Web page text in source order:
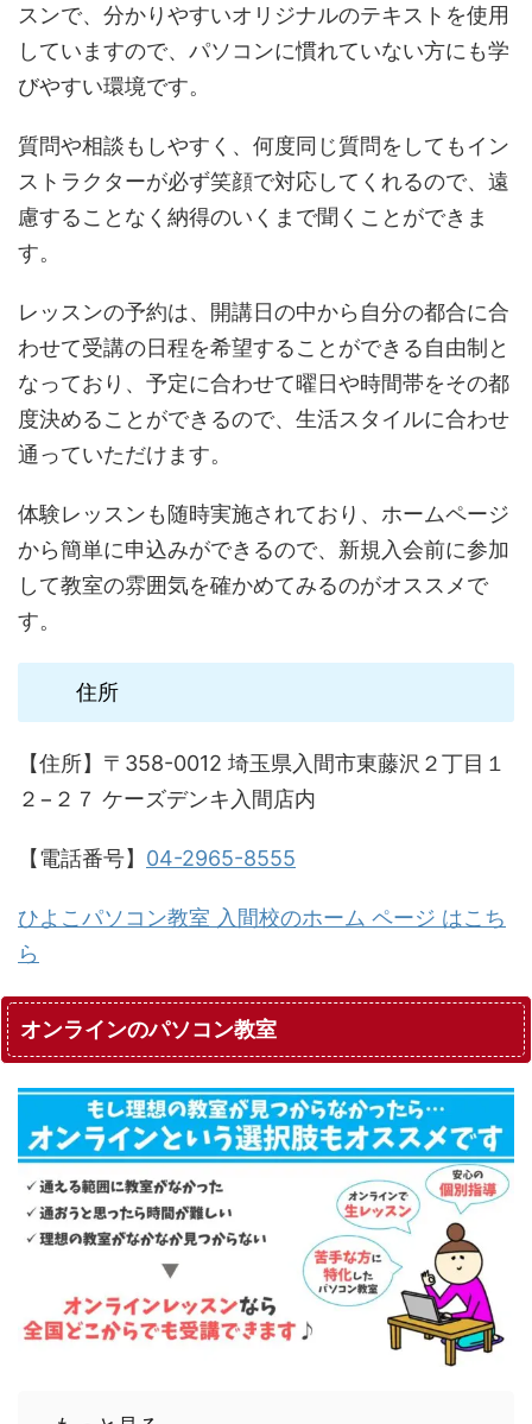
スンで、分かりやすいオリジナルのテキストを使用
していますので、パソコンに慣れていない方にも学
びやすい環境です。
質問や相談もしやすく、何度同じ質問をしてもイン
ストラクターが必ず笑顔で対応してくれるので、遠
慮することなく納得のいくまで聞くことができま
す。
レッスンの予約は、開講日の中から自分の都合に合
わせて受講の日程を希望することができる自由制と
なっており、予定に合わせて曜日や時間帯をその都
度決めることができるので、生活スタイルに合わせ
通っていただけます。
体験レッスンも随時実施されており、ホームページ
から簡単に申込みができるので、新規入会前に参加
して教室の雰囲気を確かめてみるのがオススメで
す。
住所
【住所】〒358-0012 埼玉県入間市東藤沢２丁目１
２−２７ ケーズデンキ入間店内
【電話番号】 04-2965-8555
ひよこパソコン教室 入間校のホーム ページ はこち
ら
オンラインのパソコン教室